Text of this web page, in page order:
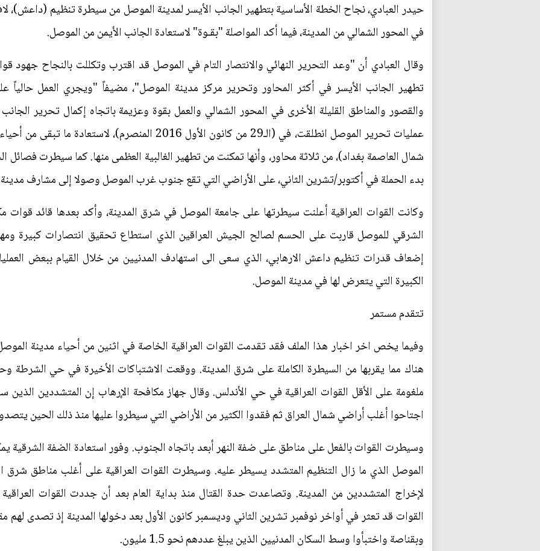
حيدر العبادي، نجاح الخطة الأساسية بتطهير الجانب الأيسر لمدينة الموصل من سيطرة تنظيم (داعش)،
في المحور الشمالي من المدينة، فيما أكد المواصلة "بقـوة" لاستعادة الجانب الأيمن من الموصل.
وقال العبادي أن "وعد التحرير النهائي والانتصار التام في الموصل قد اقترب وتكللت بالنجاح جهود
تطهير الجانب الأيسر في أكثر المحاور وتحرير مركز مدينة الموصل"، مضيفاً "ويجري العمل حالياً
والقصور والمناطق القليلة الأخرى في المحور الشمالي والعمل بقوة وعزيمة باتجاه إكمال تحرير
شمال العاصمة بغداد)، من ثلاثة محاور، وأنها تمكنت من تطهير الغالبية العظمى منها. كما سيطرت فصائل
بدء الحملة في أكتوبر/تشرين الثاني، على الأراضي التي تقع جنوب غرب الموصل وصولا إلى مشارف
وكانت القوات العراقية أعلنت سيطرتها على جامعة الموصل في شرق المدينة، وأكد بعدها قائد قوات
الشرقي للموصل قاربت على الحسم لصالح الجيش العراقين الذي استطاع تحقيق انتصارات كبيرة
إضعاف قدرات تنظيم داعش الارهابي، الذي سعى الى استهادف المدنيين من خلال القيام ببعض
الكبيرة التي يتعرض لها في مدينة الموصل.
تتقدم مستمر
وفيما يخص اخر اخبار هذا الملف فقد تقدمت القوات العراقية الخاصة في اثنين من أحياء مدينة
اجتاحوا أغلب أراضي شمال العراق ثم فقدوا الكثير من الأراضي التي سيطروا عليها منذ ذلك الحين
وسيطرت القوات بالفعل على مناطق على ضفة النهر أبعد باتجاه الجنوب. وفور استعادة الضفة الشرقية
الموصل الذي ما زال التنظيم المتشدد يسيطر عليه. وسيطرت القوات العراقية على أغلب مناطق شرق
لإخراج المتشددين من المدينة. وتصاعدت حدة القتال منذ بداية العام بعد أن جددت القوات
القوات قد تعثر في أواخر نوفمبر تشرين الثاني وديسمبر كانون الأول بعد دخولها المدينة إذ تصدى لهم
وبقناصة واختبأوا وسط السكان المدنيين الذين يبلغ عددهم نحو 1.5 مليون.